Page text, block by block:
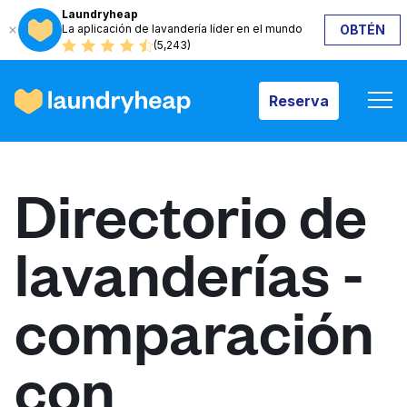
Laundryheap
La aplicación de lavandería líder en el mundo
(5,243)
OBTÉN
Reserva
Reserva
Cómo funciona
Precios y servicios
Quiénes somos
Para las empresas
Directorio de
lavanderías -
comparación
con